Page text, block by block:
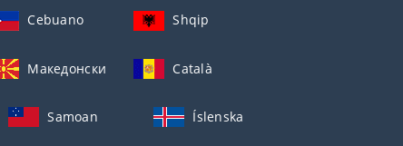
Cebuano Shqip
Македонски Català
Samoan Íslenska